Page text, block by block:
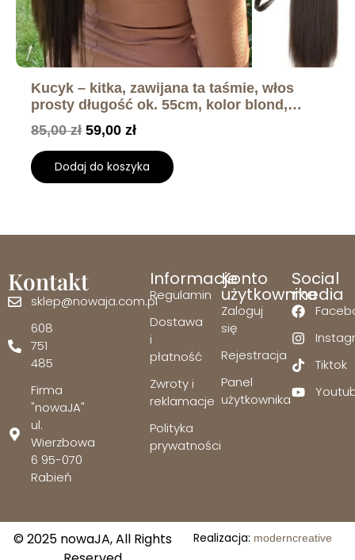
Kucyk – kitka, zawijana ta taśmie, włos
prosty długość ok. 55cm, kolor blond,
brąz, czarny, rudy
85,00zł 59,00zł
Dodaj do koszyka
Kontakt
sklep@nowaja.com.pl
608
751
485
Firma
"nowaJA"
ul.
Wierzbowa
6 95-070
Rabień
Informacje
Regulamin
Dostawa
i
płatność
Zwroty i
reklamacje
Polityka
prywatności
Konto
użytkownika
Zaloguj
się
Rejestracja
Panel
użytkownika
Social
media
Tiktok
© 2025 nowaJA, All Rights
Realizacja: moderncreative